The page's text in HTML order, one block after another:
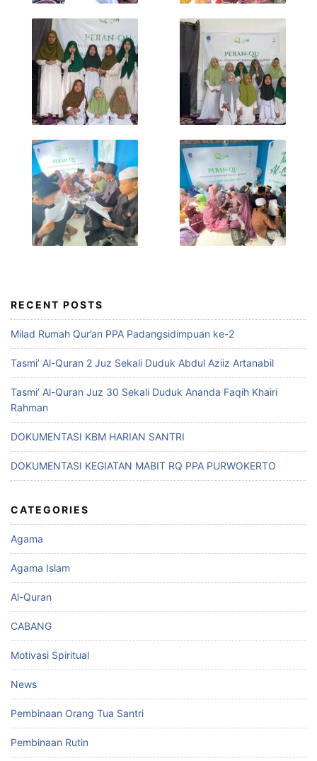
RECENT POSTS
Milad Rumah Qur’an PPA Padangsidimpuan ke-2
Tasmi’ Al-Quran 2 Juz Sekali Duduk Abdul Aziiz Artanabil
Tasmi’ Al-Quran Juz 30 Sekali Duduk Ananda Faqih Khairi
Rahman
DOKUMENTASI KBM HARIAN SANTRI
DOKUMENTASI KEGIATAN MABIT RQ PPA PURWOKERTO
CATEGORIES
Agama
Agama Islam
Al-Quran
CABANG
Motivasi Spiritual
News
Pembinaan Orang Tua Santri
Pembinaan Rutin